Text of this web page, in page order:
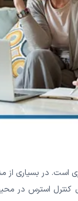
در بسیاری از
استرس در